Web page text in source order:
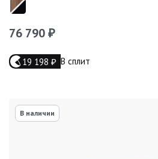
76 790 ₽
19 198 ₽ В сплит
В наличии